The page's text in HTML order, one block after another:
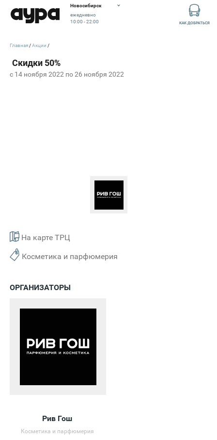
Новосибирск
ежедневно
10:00 - 22:00
КАК ДОБРАТЬСЯ
c 14 ноября 2022 по 26 ноября 2022
На карте ТРЦ
Косметика и парфюмерия
Главная Акции
ОРГАНИЗАТОРЫ
Рив Гош
Косметика и парфюмерия